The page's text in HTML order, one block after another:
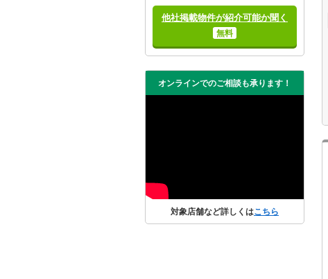
他社掲載物件が紹介可能か聞く
無料
オンラインでのご相談も承ります！
対象店舗など詳しくはこちら